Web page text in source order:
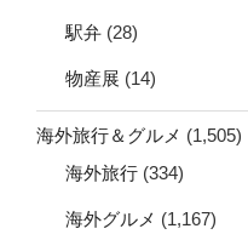
駅弁 (28)
物産展 (14)
海外旅行＆グルメ (1,505)
海外旅行 (334)
海外グルメ (1,167)